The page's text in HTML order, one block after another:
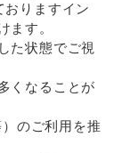
おりますイン
ます。
た状態でご視
くなることが
のご利用を推